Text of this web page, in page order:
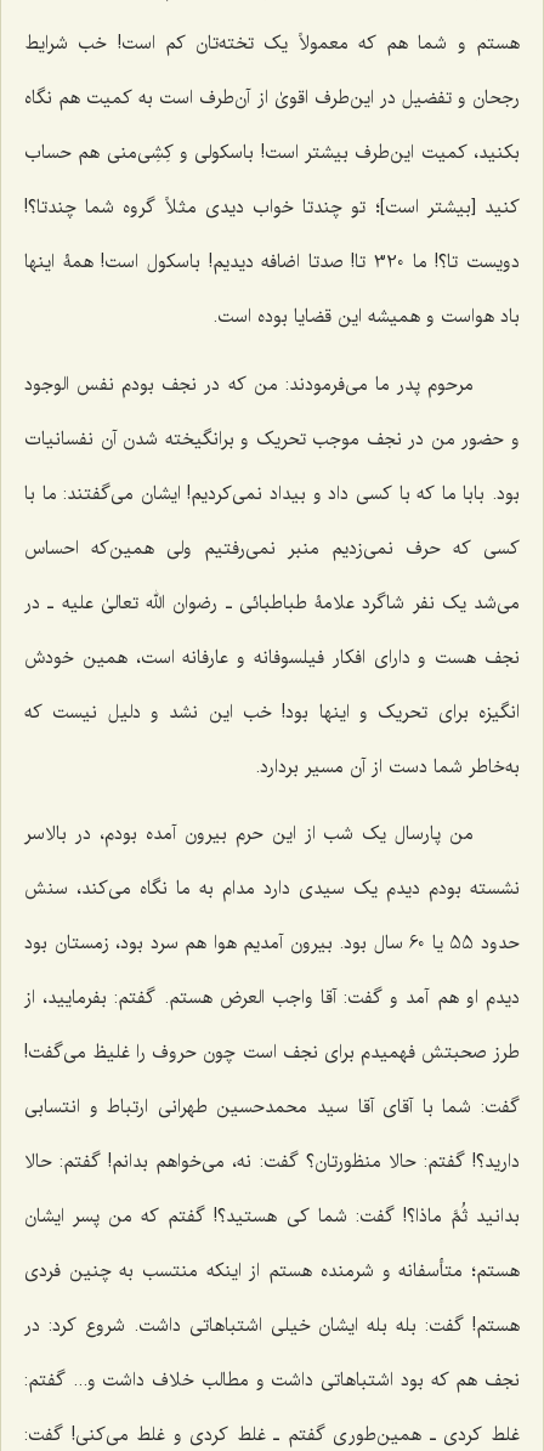
هستم و شما هم که معمولاً یک تخته‌‌تان کم است! خب شرایط
رجحان و تفضیل در این‌طرف اقوىٰ از آن‌طرف است به کمیت هم نگاه
بکنید، کمیت این‌طرف بیشتر است! باسکولى و کِشِى‌منى هم حساب
کنید [بیشتر است]؛ تو چندتا خواب دیدى مثلاً گروه شما چندتا؟!
دویست تا؟! ما 320 تا! صدتا اضافه دیدیم! باسکول است! همۀ اینها
باد هواست و همیشه این قضایا بوده است.
مرحوم پدر ما مى‌فرمودند: من که در نجف بودم نفس الوجود
و حضور من در نجف موجب تحریک و برانگیخته شدن آن نفسانیات
بود. بابا ما که با کسی داد و بیداد نمى‌کردیم! ایشان مى‌گفتند: ما با
کسى که حرف نمى‌زدیم منبر نمى‌رفتیم ولى همین‌که احساس
مى‌شد یک نفر شاگرد علامۀ طباطبائی ـ رضوان الله تعالیٰ علیه ـ در
نجف هست و داراى افکار فیلسوفانه و عارفانه است، همین خودش
انگیزه براى تحریک و اینها بود! خب این نشد و دلیل نیست که
به‌خاطر شما دست از آن مسیر بردارد.
من پارسال یک شب از این حرم بیرون آمده بودم، در بالاسر
نشسته بودم دیدم یک سیدى دارد مدام به ما نگاه مى‌کند، سنش
حدود 55 یا 60 سال بود. بیرون آمدیم هوا هم سرد بود، زمستان بود
دیدم او هم آمد و گفت: آقا واجب العرض هستم. گفتم: بفرمایید، از
طرز صحبتش فهمیدم برای نجف است چون حروف را غلیظ می‌گفت!
گفت: شما با آقاى آقا سید محمدحسین طهرانى ارتباط و انتسابى
دارید؟! گفتم: حالا منظورتان؟ گفت: نه، مى‌خواهم بدانم! گفتم: حالا
بدانیدثُمَّ ماذا؟! گفت: شما کى هستید؟! گفتم که من پسر ایشان
هستم؛ متأسفانه و شرمنده هستم از اینکه منتسب به چنین فردى
هستم! گفت: بله بله ایشان خیلى اشتباهاتى داشت. شروع کرد: در
نجف هم که بود اشتباهاتى داشت و مطالب خلاف داشت و... گفتم:
غلط کردى ـ همین‌طوری گفتم ـ غلط کردى و غلط مى‌کنى! گفت: